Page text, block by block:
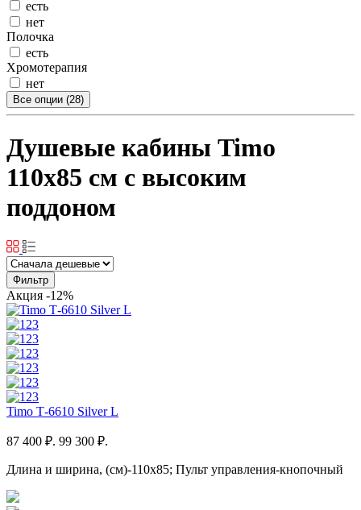
есть
нет
Полочка
есть
Хромотерапия
нет
Все опции (28)
Душевые кабины Timo
110x85 см с высоким
поддоном
Фильтр
Акция -12%
Timo Т-6610 Silver L
87 400 ₽. 99 300 ₽.
Длина и ширина, (см)-110x85; Пульт управления-кнопочный